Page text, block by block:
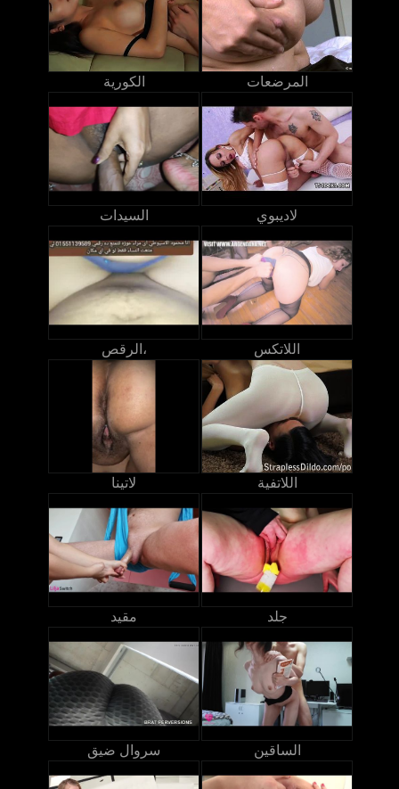
الكورية المرضعات
السيدات لاديبوي
الرقص، اللاتكس
لاتينا اللاتفية
مقيد جلد
سروال ضيق الساقين